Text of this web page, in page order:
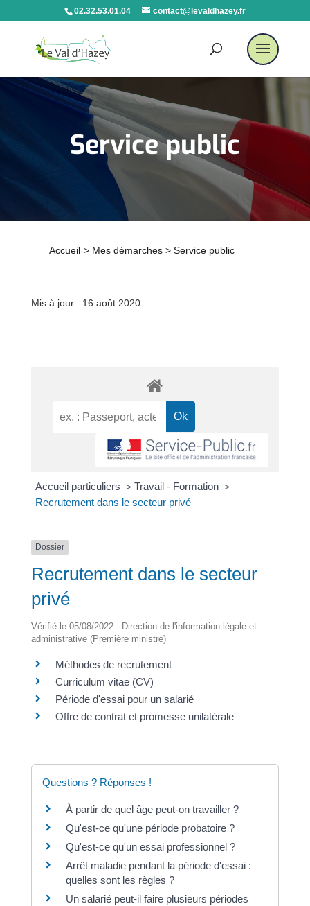
02.32.53.01.04 contact@levaldhazey.fr
Service public
Accueil > Mes démarches > Service public
Mis à jour : 16 août 2020
Accueil particuliers > Travail - Formation >
Recrutement dans le secteur privé
Dossier
Recrutement dans le secteur
privé
Vérifié le 05/08/2022 - Direction de l'information légale et
administrative (Première ministre)
Méthodes de recrutement
Curriculum vitae (CV)
Période d'essai pour un salarié
Offre de contrat et promesse unilatérale
Questions ? Réponses !
À partir de quel âge peut-on travailler ?
Qu'est-ce qu'une période probatoire ?
Qu'est-ce qu'un essai professionnel ?
Arrêt maladie pendant la période d'essai :
quelles sont les règles ?
Un salarié peut-il faire plusieurs périodes